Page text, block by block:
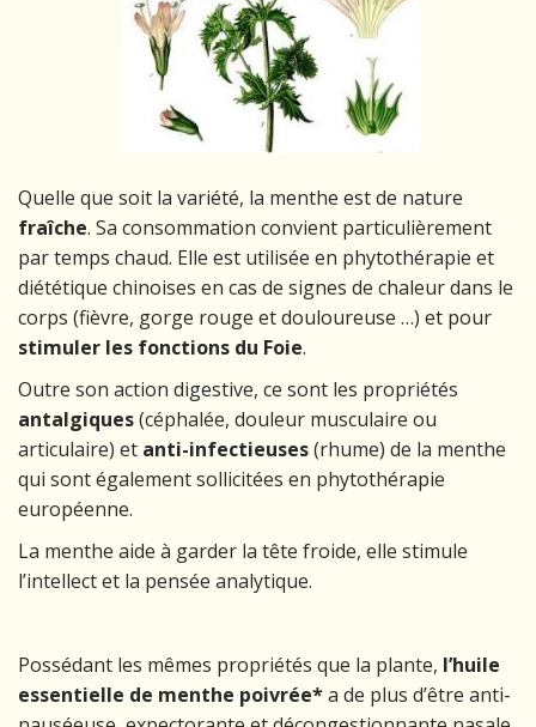
Quelle que soit la variété, la menthe est de nature
fraîche. Sa consommation convient particulièrement
par temps chaud. Elle est utilisée en phytothérapie et
diététique chinoises en cas de signes de chaleur dans le
corps (fièvre, gorge rouge et douloureuse …) et pour
stimuler les fonctions du Foie.
Outre son action digestive, ce sont les propriétés
antalgiques(céphalée, douleur musculaire ou
articulaire) et anti-infectieuses(rhume) de la menthe
qui sont également sollicitées en phytothérapie
européenne.
La menthe aide à garder la tête froide, elle stimule
l’intellect et la pensée analytique.
Possédant les mêmes propriétés que la plante, l’huile
essentielle de menthe poivrée*a de plus d’être anti-